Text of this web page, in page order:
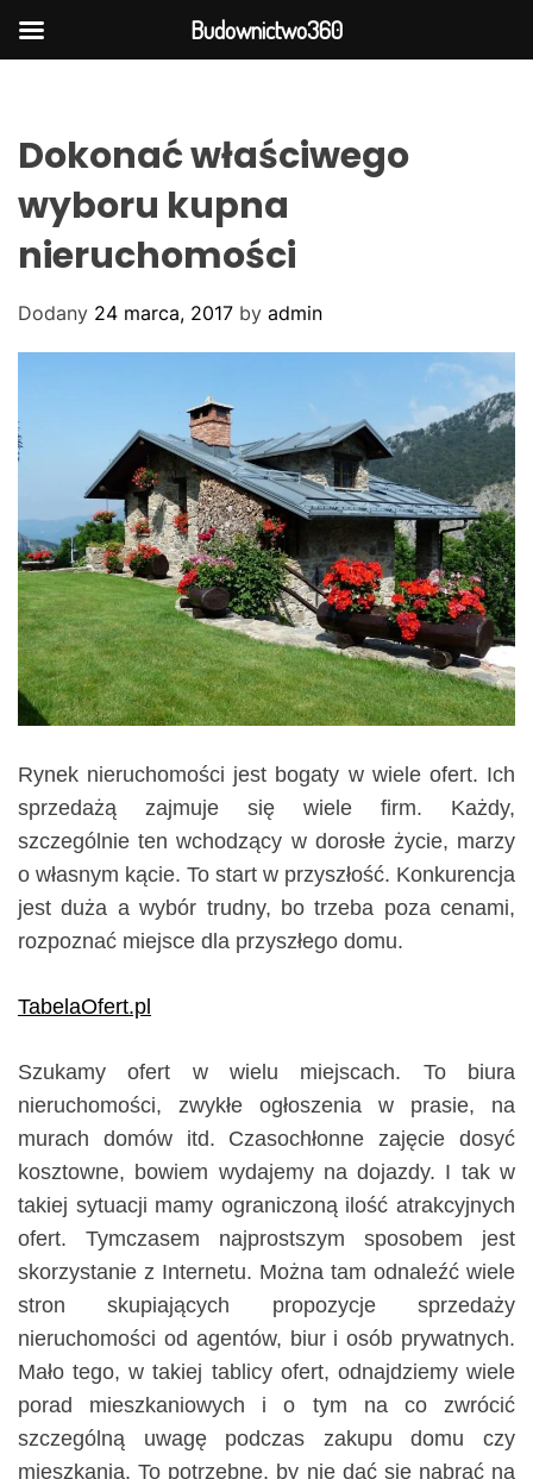
Dokonać właściwego
wyboru kupna
nieruchomości
Dodany 24 marca, 2017 by admin
Rynek nieruchomości jest bogaty w wiele ofert. Ich
sprzedażą zajmuje się wiele firm. Każdy,
szczególnie ten wchodzący w dorosłe życie, marzy
o własnym kącie. To start w przyszłość. Konkurencja
jest duża a wybór trudny, bo trzeba poza cenami,
rozpoznać miejsce dla przyszłego domu.
TabelaOfert.pl
Szukamy ofert w wielu miejscach. To biura
nieruchomości, zwykłe ogłoszenia w prasie, na
murach domów itd. Czasochłonne zajęcie dosyć
kosztowne, bowiem wydajemy na dojazdy. I tak w
takiej sytuacji mamy ograniczoną ilość atrakcyjnych
ofert. Tymczasem najprostszym sposobem jest
skorzystanie z Internetu. Można tam odnaleźć wiele
stron skupiających propozycje sprzedaży
nieruchomości od agentów, biur i osób prywatnych.
Mało tego, w takiej tablicy ofert, odnajdziemy wiele
porad mieszkaniowych i o tym na co zwrócić
szczególną uwagę podczas zakupu domu czy
mieszkania. To potrzebne, by nie dać się nabrać na
Budownictwo360